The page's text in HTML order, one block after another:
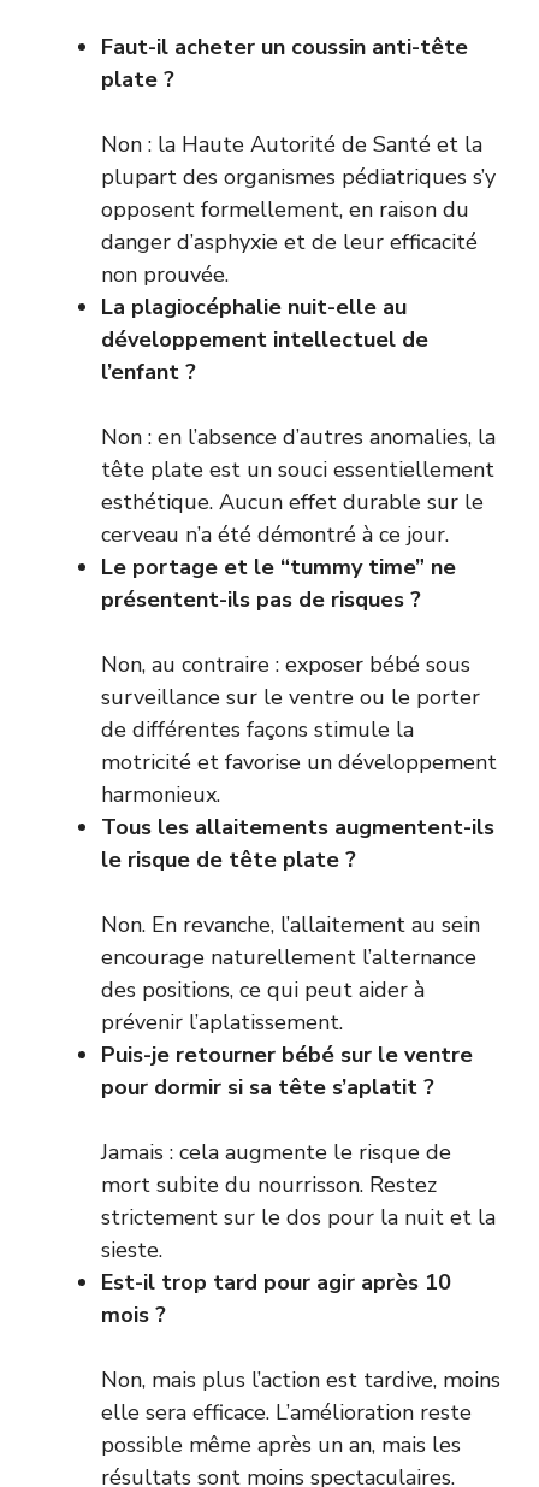
Faut-il acheter un coussin anti-tête
plate ?
Non : la Haute Autorité de Santé et la
plupart des organismes pédiatriques s’y
opposent formellement, en raison du
danger d’asphyxie et de leur efficacité
non prouvée.
La plagiocéphalie nuit-elle au
développement intellectuel de
l’enfant ?
Non : en l’absence d’autres anomalies, la
tête plate est un souci essentiellement
esthétique. Aucun effet durable sur le
cerveau n’a été démontré à ce jour.
Le portage et le “tummy time” ne
présentent-ils pas de risques ?
Non, au contraire : exposer bébé sous
surveillance sur le ventre ou le porter
de différentes façons stimule la
motricité et favorise un développement
harmonieux.
Tous les allaitements augmentent-ils
le risque de tête plate ?
Non. En revanche, l’allaitement au sein
encourage naturellement l’alternance
des positions, ce qui peut aider à
prévenir l’aplatissement.
Puis-je retourner bébé sur le ventre
pour dormir si sa tête s’aplatit ?
Jamais : cela augmente le risque de
mort subite du nourrisson. Restez
strictement sur le dos pour la nuit et la
sieste.
Est-il trop tard pour agir après 10
mois ?
Non, mais plus l’action est tardive, moins
elle sera efficace. L’amélioration reste
possible même après un an, mais les
résultats sont moins spectaculaires.